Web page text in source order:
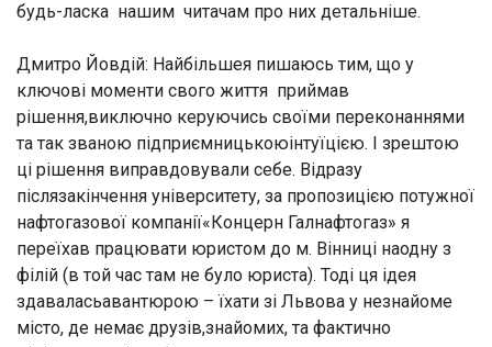
будь-ласка нашим читачам про них детальніше.
Дмитро Йовдій: Найбільшея пишаюсь тим, що у
ключові моменти свого життя приймав
рішення,виключно керуючись своїми переконаннями
та так званою підприємницькоюінтуїцією. І зрештою
ці рішення виправдовували себе. Відразу
післязакінчення університету, за пропозицією потужної
нафтогазової компанії«Концерн Галнафтогаз» я
переїхав працювати юристом до м. Вінниці наодну з
філій (в той час там не було юриста). Тоді ця ідея
здаваласьавантюрою – їхати зі Львова у незнайоме
місто, де немає друзів,знайомих, та фактично